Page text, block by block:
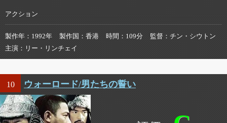
アクション
製作年 1992年 製作国 香港 時間 109分 監督
チン・シウトン
主演
リー・リンチェイ
10 ウォーロード/男たちの誓い